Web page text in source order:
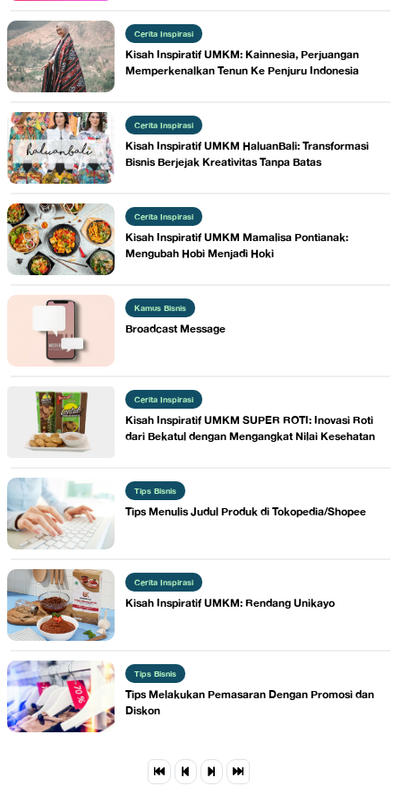
Cerita Inspirasi
​Kisah Inspiratif UMKM: Kainnesia, Perjuangan
Memperkenalkan Tenun Ke Penjuru Indonesia
Cerita Inspirasi
Kisah Inspiratif UMKM HaluanBali: Transformasi
Bisnis Berjejak Kreativitas Tanpa Batas
Cerita Inspirasi
Kisah Inspiratif UMKM Mamalisa Pontianak:
Mengubah Hobi Menjadi Hoki
Kamus Bisnis
Broadcast Message
Cerita Inspirasi
Kisah Inspiratif UMKM ​SUPER ROTI: Inovasi Roti
dari Bekatul dengan Mengangkat Nilai Kesehatan
Tips Bisnis
​Tips Menulis Judul Produk di Tokopedia/Shopee
Cerita Inspirasi
Kisah Inspiratif UMKM: ​Rendang Unikayo
Tips Bisnis
Tips Melakukan Pemasaran Dengan Promosi dan
Diskon